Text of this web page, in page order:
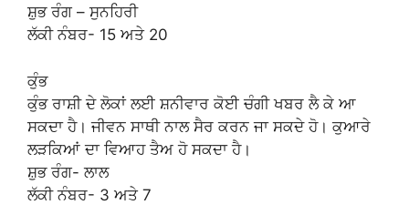
ਸ਼ੁਭ ਰੰਗ – ਸੁਨਹਿਰੀ
ਲੱਕੀ ਨੰਬਰ- 15 ਅਤੇ 20
ਕੁੰਭ
ਕੁੰਭ ਰਾਸ਼ੀ ਦੇ ਲੋਕਾਂ ਲਈ ਸ਼ਨੀਵਾਰ ਕੋਈ ਚੰਗੀ ਖਬਰ ਲੈ ਕੇ ਆ
ਸਕਦਾ ਹੈ। ਜੀਵਨ ਸਾਥੀ ਨਾਲ ਸੈਰ ਕਰਨ ਜਾ ਸਕਦੇ ਹੋ। ਕੁਆਰੇ
ਲੜਕਿਆਂ ਦਾ ਵਿਆਹ ਤੈਅ ਹੋ ਸਕਦਾ ਹੈ।
ਸ਼ੁਭ ਰੰਗ- ਲਾਲ
ਲੱਕੀ ਨੰਬਰ- 3 ਅਤੇ 7